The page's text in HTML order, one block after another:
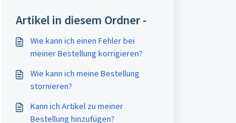
Artikel in diesem Ordner -
Wie kann ich einen Fehler bei
meiner Bestellung korrigieren?
Wie kann ich meine Bestellung
stornieren?
Kann ich Artikel zu meiner
Bestellung hinzufügen?